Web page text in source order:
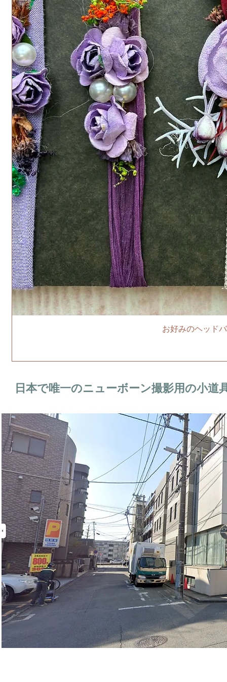
お好みのヘッド
日本で唯一のニューボーン撮影用の小道